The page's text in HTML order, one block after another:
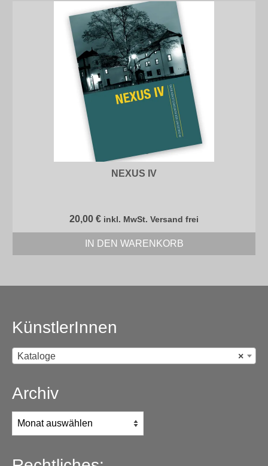
NEXUS IV
20,00 € inkl. MwSt. Versand frei
IN DEN WARENKORB
KünstlerInnen
×
Kataloge
Archiv
Archiv